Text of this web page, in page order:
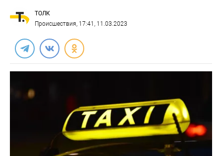
ТОЛК
Происшествия, 17:41, 11.03.2023